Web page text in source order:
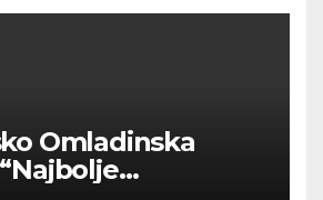
Omladinska